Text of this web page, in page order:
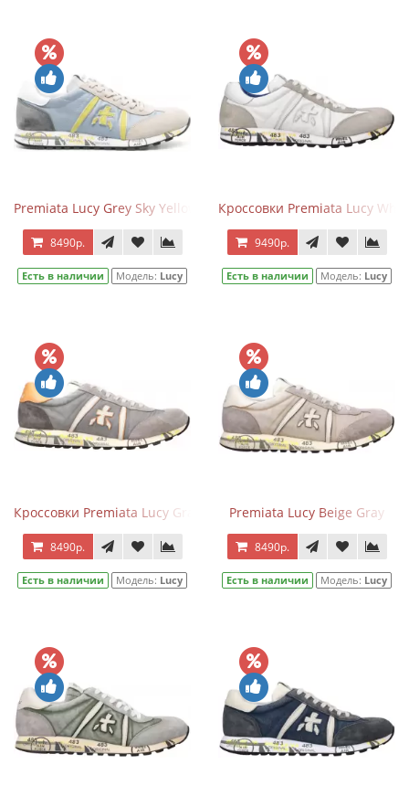
Premiata Lucy Grey Sky Yellow
8490р.
Есть в наличии Модель: Lucy
Кроссовки Premiata Lucy
9490р.
Есть в наличии Модель: Lucy
Кроссовки Premiata Lucy Gray Mustard
8490р.
Есть в наличии Модель: Lucy
Premiata Lucy Beige Gray
8490р.
Есть в наличии Модель: Lucy